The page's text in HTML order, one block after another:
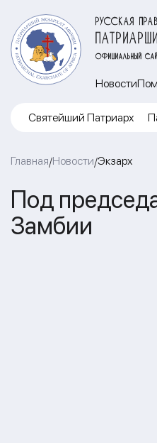
РУССКАЯ
ОФИЦИАЛЬНЫЙ
Новости
Cвятейший Патриарх
Главная/Новости/Экзарх
Под
Замбии